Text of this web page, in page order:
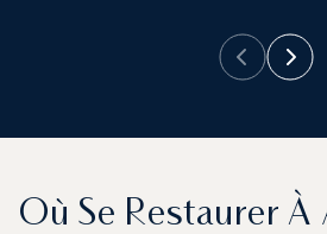
Où Se Restaurer À